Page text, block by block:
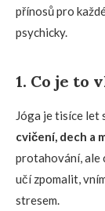
přínosů pro
psychicky.
1. Co je to
Jóga je tisíce
cvičení, dech a
protahování, ale
učí zpomalit,
stresem.